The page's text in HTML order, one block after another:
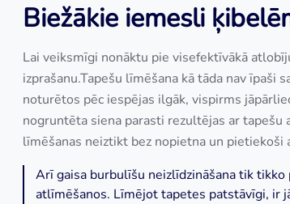
Biežākie iemesli
Lai veiksmīgi nonāktu pie visefektīvākā
izprašanu.Tapešu līmēšana kā tāda nav īpaši
noturētos pēc iespējas ilgāk, vispirms
nogruntēta siena parasti rezultējas ar
līmēšanas neiztikt bez nopietna un pietiekoši
Arī gaisa burbulīšu neizlīdzināšana tik
atlīmēšanos. Līmējot tapetes patstāvīgi, ir